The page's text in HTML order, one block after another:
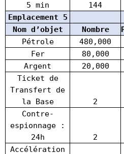
5 min
144
Emplacement 5
Nom d’objet
Nombre
Pétrole
480,000
Fer
80,000
Argent
20,000
Ticket de
Transfert de
la Base
2
Contre-
espionnage :
24h
2
Accélération